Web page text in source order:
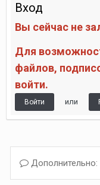
Вход
Вы сейчас не
Для
файлов,
войти.
Войти или